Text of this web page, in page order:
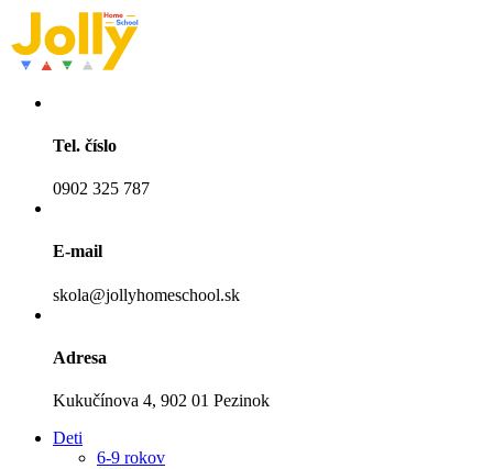
Tel. číslo
0902 325 787
E-mail
skola@jollyhomeschool.sk
Adresa
Kukučínova 4, 902 01 Pezinok
Deti
6-9 rokov